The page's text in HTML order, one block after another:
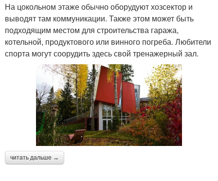
На цокольном этаже обычно оборудуют хозсектор и
выводят там коммуникации. Также этом может быть
подходящим местом для строительства гаража,
котельной, продуктового или винного погреба. Любители
спорта могут соорудить здесь свой тренажерный зал.
читать дальше →